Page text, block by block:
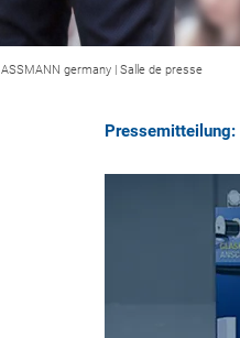
ASSMANN germany | Salle de presse
Pressemitteilung: